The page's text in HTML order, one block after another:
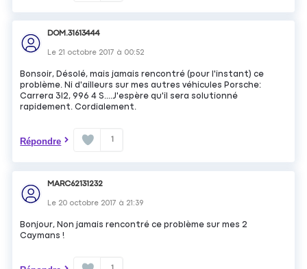
DOM.31613444
Le 21 octobre 2017 à 00:52
Bonsoir, Désolé, mais jamais rencontré (pour l'instant) ce
problème. Ni d'ailleurs sur mes autres véhicules Porsche:
Carrera 3l2, 996 4 S....J'espère qu'il sera solutionné
rapidement. Cordialement.
Répondre 1
MARC62131232
Le 20 octobre 2017 à 21:39
Bonjour, Non jamais rencontré ce problème sur mes 2
Caymans !